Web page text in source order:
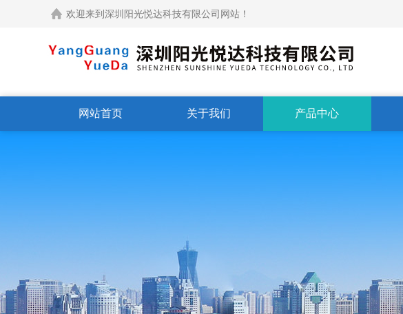
欢迎来到深圳阳光悦达科技有限公司网站！
网站首页 关于我们 产品中心